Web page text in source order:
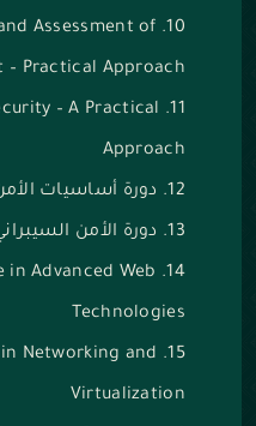
Assessment of
– Practical Approach
– A Practical
Approach
دورة أساسيات
دورة الأمن
in Advanced Web
Technologies
Networking and
Virtualization